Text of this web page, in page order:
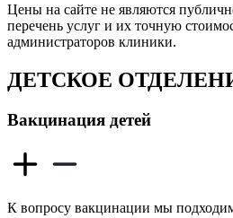
Цены на сайте не являются
перечень услуг и их точную
администраторов клиники.
ДЕТСКОЕ
Вакцинация детей
К вопросу вакцинации мы